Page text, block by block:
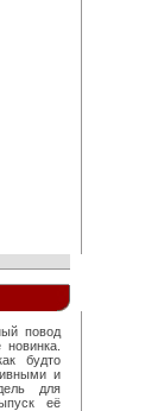
повод
будто
и
для
её